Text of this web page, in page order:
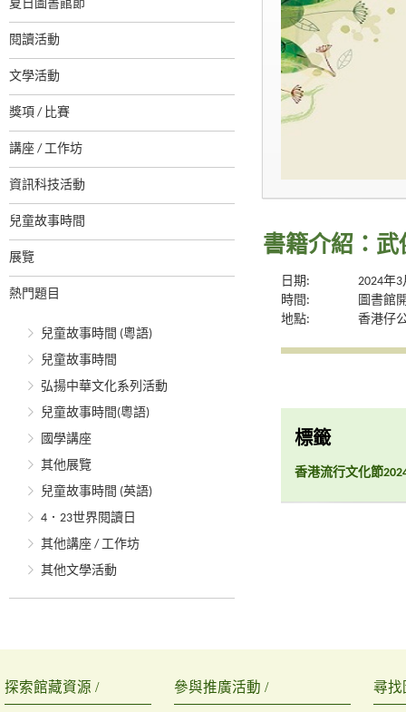
夏日圖書館節
閱讀活動
文學活動
獎項 / 比賽
講座 / 工作坊
資訊科技活動
兒童故事時間
展覽
熱門題目
兒童故事時間 (粵語)
兒童故事時間
弘揚中華文化系列活動
兒童故事時間(粵語)
國學講座
其他展覽
兒童故事時間 (英語)
4．23世界閱讀日
其他講座 / 工作坊
其他文學活動
書籍介紹：武
日期:
2024年
時間:
圖書館
地點:
香港仔
標籤
香港流行文化節
探索館藏資源 / 參與推廣活動 / 尋找